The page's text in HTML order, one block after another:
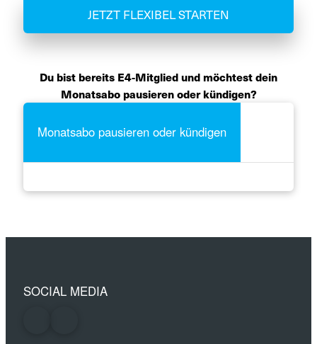
JETZT FLEXIBEL STARTEN
Du bist bereits E4-Mitglied und möchtest dein
Monatsabo pausieren oder kündigen?
Monatsabo pausieren oder kündigen
SOCIAL MEDIA